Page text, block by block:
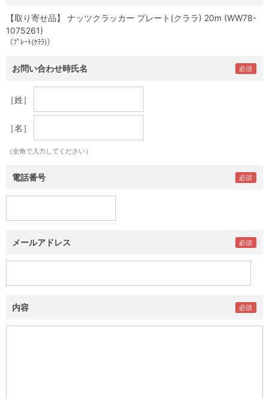
【取り寄せ品】 ナッツクラッカー プレート(クララ) 20m (WW78-
1075261)
（ﾌﾟﾚｰﾄ(ｸﾗﾗ)）
お問い合わせ時氏名
［姓］
［名］
（全角で入力してください）
電話番号
メールアドレス
内容